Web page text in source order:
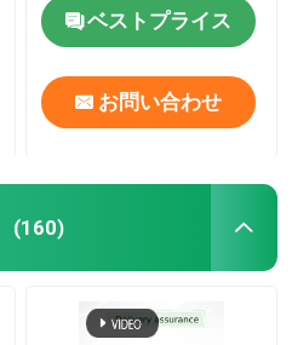
ート OSfp インフィニ
バンド: Ndr 400GB/S
(デフォルト速度) イー
サネット: 400gbe
ベストプライス
お問い合わせ
(160)